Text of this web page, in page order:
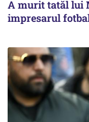
A murit tatăl lui
impresarul